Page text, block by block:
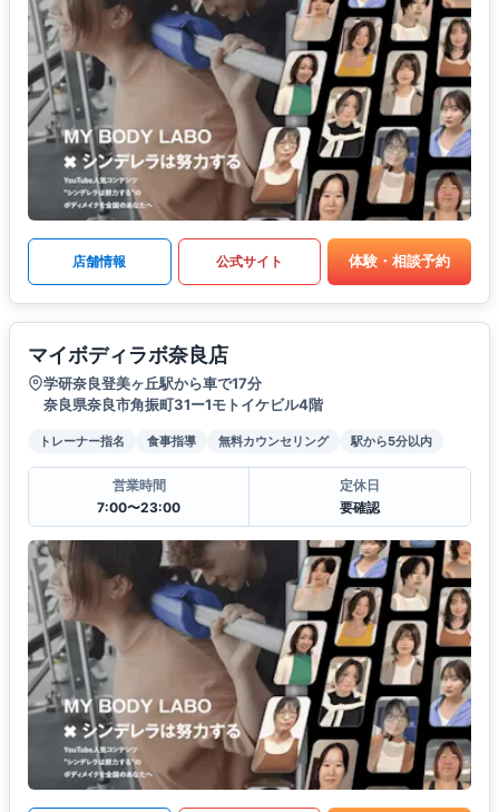
店舗情報 公式サイト 体験・相談予約
マイボディラボ奈良店
学研奈良登美ヶ丘駅から車で17分
奈良県奈良市角振町31ー1モトイケビル4階
トレーナー指名 食事指導 無料カウンセリング 駅から5分以内
営業時間
7:00〜23:00
定休日
要確認